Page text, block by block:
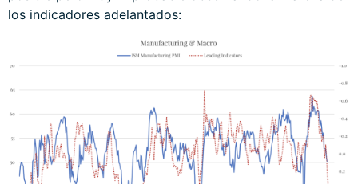
los indicadores adelantados: